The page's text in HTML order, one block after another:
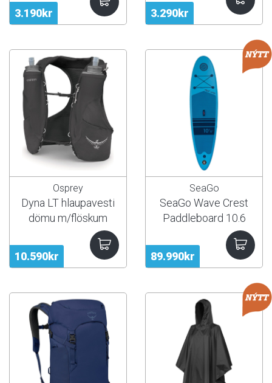
3.190kr 3.290kr
10.590kr
Osprey
Dyna LT hlaupavesti
dömu m/flöskum
89.990kr
SeaGo
SeaGo Wave Crest
Paddleboard 10.6